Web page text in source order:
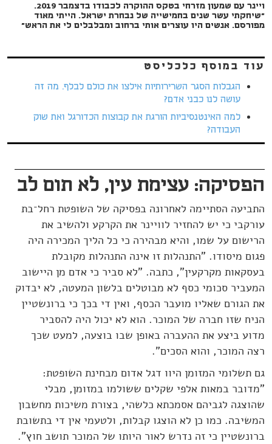
ויינר עם שמעון מזרחי בטקס ההוקרה לכבודו בדצמבר 2019.
"שיחקתי עשר שנים בחמישייה של נבחרת ישראל. הייתי מאוד
מפורסם. אנשים היו עוצרים אותי ברחוב ומבלבלים לי את הראש"
עוד במוסף כלכליסט
הגבלות הסגר השרירותיות אילצו את כולם לבלף. מה זה
עושה לנו כבני אדם?
למה האינטנסיביות הורגת את קבוצות הכדורגל ואת שוק
העבודה?
הפסיקה: עצימת עין, לא תום לב
התביעה הסתיימה לאחרונה בפסיקה של השופטת רחל־בת
עורקבי כי יש להחזיר לוויינר את הקרקע ולהשיב את
הרישום על שמו, והיא מבהירה כי כל הליך המכירה היה
פגום מיסודו. "התנהלות זו אינה התנהלות מקובלת
בעסקאות מקרקעין", כתבה. "לא סביר כי אדם מן היישוב
המעביר סכומי כסף לא מבוטלים בלשון המעטה, לא יבדוק
את הגורם שאליו מועבר הכסף, ואין די בכך כי ברונשטיין
הניח שזו חברה של המוכר. הוא לא יכול היה להסביר
מדוע ביצע את ההעברה באופן שבו בוצעה, למעט שכך
רצה המוכר, והוא הסכים".
גם תשלומי המזומן היוו דגל אדום מבחינת השופטת:
"מדובר במאות אלפי שקלים ששולמו במזומן, מבלי
שהוצגה לגביהם אסמכתא כלשהי, בצורת משיכות מחשבון
המשיבה. כמו כן לא הוצגו קבלות, ולטעמי אין די בתשובת
ברונשטיין כי זה נדרש לאור היותו של המוכר תושב חוץ".